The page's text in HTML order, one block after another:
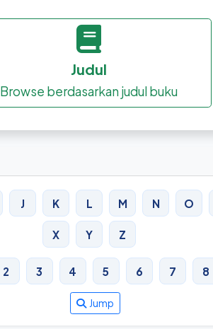
Judul
Browse berdasarkan judul buku
J K L M N O
X Y Z
2 3 4 5 6 7 8
Jump